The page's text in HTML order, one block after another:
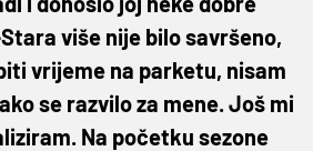
više nije bilo savršeno,
vrijeme na parketu, nisam
se razvilo za mene. Još mi
Na početku sezone